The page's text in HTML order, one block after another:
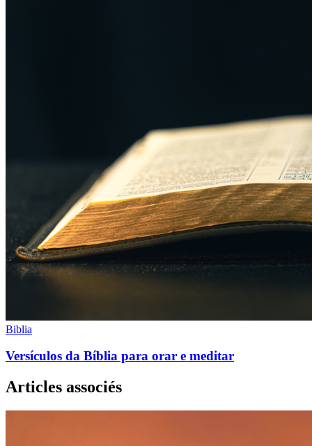
Biblia
Versículos da Bíblia para orar e meditar
Articles associés